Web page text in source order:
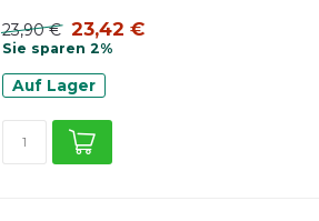
23,90 € 23,42 €
Sie sparen 2%
Auf Lager